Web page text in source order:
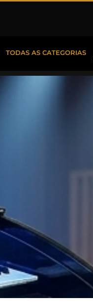
TODAS AS CATEGORIAS